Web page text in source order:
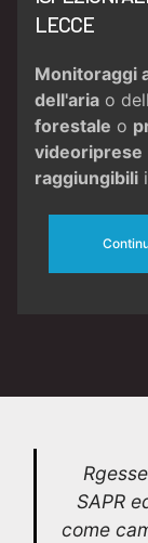
LECCE
Monitoraggi
dell'aria o
forestale o
videoriprese
raggiungibili
SAPR
come